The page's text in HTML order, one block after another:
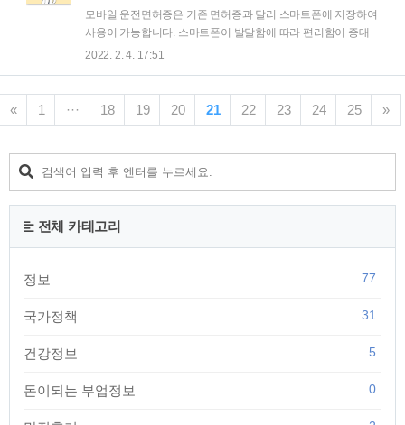
2022.3.31(목) 지원대상 : 여행업, 관광숙박업 등 관광사업체 약
4000개사, 전세버스 차량 약 4000대 지원금액 : 관광사업체는
사업체당 40만 원, 전세버스 차량은 10만 원 접수방법 경기도
관광업체..
모바일 운전면허증은 기존 면허증과 달리 스마트폰에 저장하여
사용이 가능합니다. 스마트폰이 발달함에 따라 편리함이 증대
하고 있습니다. 2022년 1월 27일부터는 스마트폰에 운전면허
증이란? 모바일 운전면허증은 개인 스마트폰에 안전하게 저장
하여 편리하게 사용할 수 있는 신분증입니다. 플라스틱 카드로
일 운전면허증 발급처 모바일 운전면허증 발급은 현재 서울과
대전지역에서 발급이 가능합니다. 위 운전면허시험장과 경찰서
가능합니..
2022. 2. 4. 17:51
« 1 ··· 18 19 20 21 22 23 24 25 »
전체 카테고리
정보 77
국가정책 31
건강정보 5
돈이되는 부업정보 0